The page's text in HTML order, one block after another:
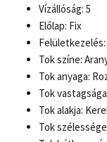
Vízállóság: 5
Előlap: Fix
Tok színe:
Tok anyaga:
Tok
Tok alakja:
Tok